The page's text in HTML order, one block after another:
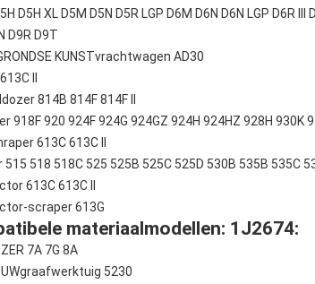
D5H XL D5M D5N D5R LGP D6M D6N D6N LGP D6R
D9R D9T
KUNSTvrachtwagen AD30
II
814B 814F 814F II
918F 920 924F 924G 924GZ 924H 924HZ 928H 930K
613C 613C II
515 518 518C 525 525B 525C 525D 530B 535B 535C
613C 613C II
scraper 613G
materiaalmodellen: 1J2674:
7A 7G 8A
5230